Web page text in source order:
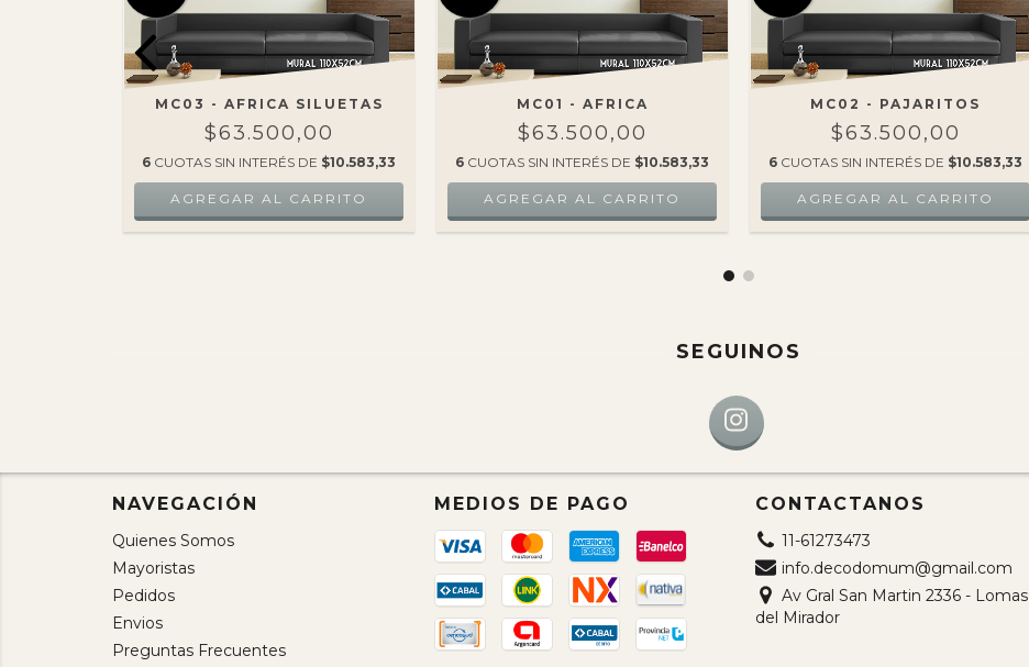
MC03 - AFRICA SILUETAS
$63.500,00
6 CUOTAS SIN INTERÉS DE $10.583,33
MC01 - AFRICA
$63.500,00
6 CUOTAS SIN INTERÉS DE $10.583,33
MC02 - PAJARITOS
$63.500,00
6 CUOTAS SIN INTERÉS DE $10.583,33
SEGUINOS
NAVEGACIÓN
Quienes Somos
Mayoristas
Pedidos
Envios
Preguntas Frecuentes
MEDIOS DE PAGO CONTACTANOS
11-61273473
info.decodomum@gmail.com
Av Gral San Martin 2336 - Lomas
del Mirador